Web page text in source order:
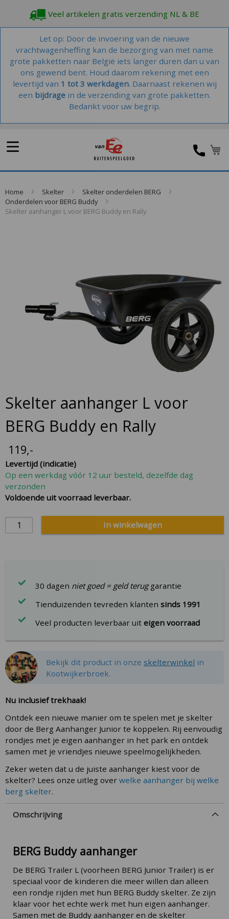
Veel artikelen gratis verzending NL & BE
Let op: Door de invoering van de nieuwe
vrachtwagenheffing kan de bezorging van met name
grote pakketten naar België iets langer duren dan u van
ons gewend bent. Houd daarom rekening met een
levertijd van 1 tot 3 werkdagen. Daarnaast rekenen wij
een bijdrage in de verzending van grote pakketten.
Bedankt voor uw begrip.
Home Skelter
Skelter onderdelen BERG
Onderdelen voor BERG Buddy
Skelter aanhanger L voor BERG Buddy en Rally
Skelter aanhanger L voor
BERG Buddy en Rally
119,-
Levertijd (indicatie)
Op een werkdag vóór 12 uur besteld, dezelfde dag
verzonden
Voldoende uit voorraad leverbaar.
In winkelwagen
30 dagen niet goed = geld teruggarantie
Tienduizenden tevreden klantensinds 1991
Veel producten leverbaar uiteigen voorraad
Bekijk dit product in onze skelterwinkel in
Kootwijkerbroek.
Nu inclusief trekhaak!
Ontdek een nieuwe manier om te spelen met je skelter
door de Berg Aanhanger Junior te koppelen. Rij eenvoudig
rondjes met je eigen aanhanger in het park en ontdek
samen met je vriendjes nieuwe speelmogelijkheden.
Zeker weten dat u de juiste aanhanger kiest voor de
skelter? Lees onze uitleg over welke aanhanger bij welke
berg skelter.
gallery
Skip
to
the
beginning
the
images
gallery
Omschrijving
BERG Buddy aanhanger
De BERG Trailer L (voorheen BERG Junior Trailer) is er
speciaal voor de kinderen die meer willen dan alleen
een rondje rijden met hun BERG Buddy skelter. Ze zijn
klaar voor het echte werk met hun eigen aanhanger.
Samen met de Buddy aanhanger en de skelter